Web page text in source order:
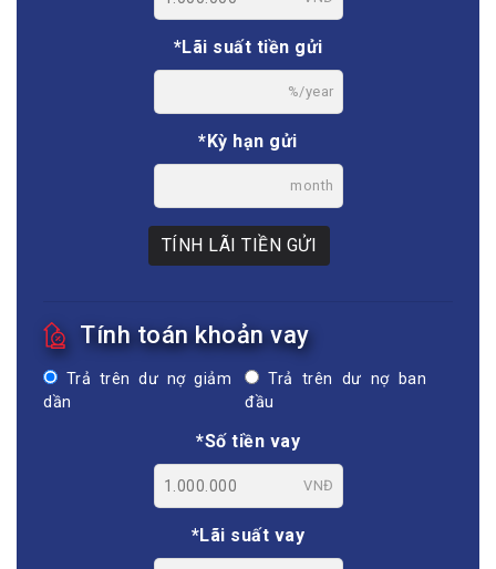
*Lãi suất tiền gửi
%/year
*Kỳ hạn gửi
month
TÍNH LÃI TIỀN GỬI
Tính toán khoản vay
Trả trên dư nợ giảm
dần
Trả trên dư nợ ban
đầu
*Số tiền vay
VNĐ
*Lãi suất vay